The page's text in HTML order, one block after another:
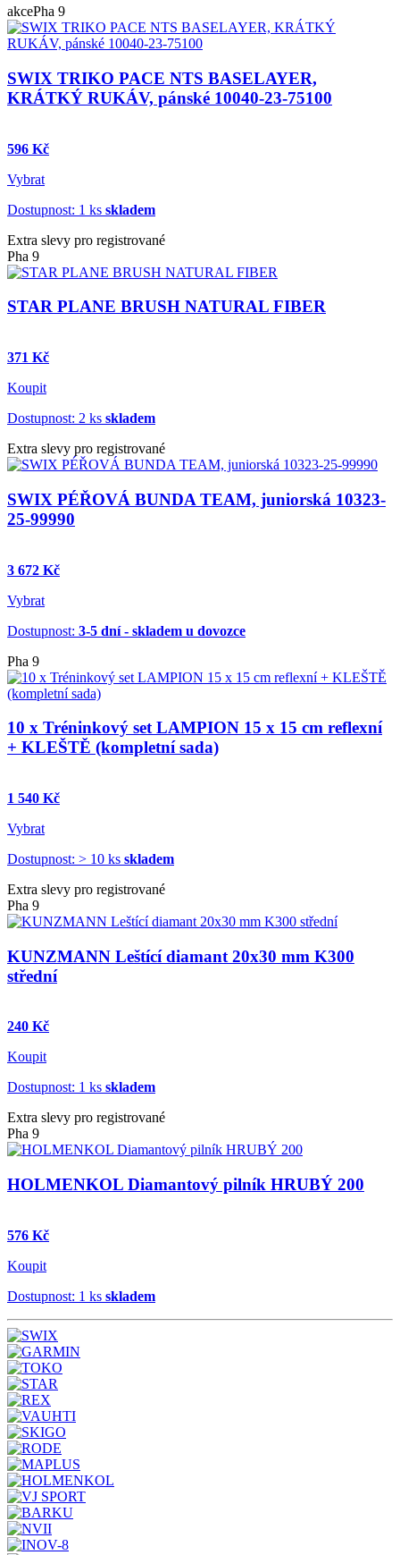
akcePha 9
SWIX TRIKO PACE NTS BASELAYER,
KRÁTKÝ RUKÁV, pánské 10040-23-75100
596 Kč
Vybrat
Dostupnost: 1 ks skladem
Extra slevy pro registrované
Pha 9
STAR PLANE BRUSH NATURAL FIBER
371 Kč
Koupit
Dostupnost: 2 ks skladem
Extra slevy pro registrované
SWIX PÉŘOVÁ BUNDA TEAM, juniorská 10323-
25-99990
3 672 Kč
Vybrat
Dostupnost: 3-5 dní - skladem u dovozce
Pha 9
10 x Tréninkový set LAMPION 15 x 15 cm reflexní
+ KLEŠTĚ (kompletní sada)
1 540 Kč
Vybrat
Dostupnost: > 10 ks skladem
Extra slevy pro registrované
Pha 9
KUNZMANN Leštící diamant 20x30 mm K300
střední
240 Kč
Koupit
Dostupnost: 1 ks skladem
Extra slevy pro registrované
Pha 9
HOLMENKOL Diamantový pilník HRUBÝ 200
576 Kč
Koupit
Dostupnost: 1 ks skladem